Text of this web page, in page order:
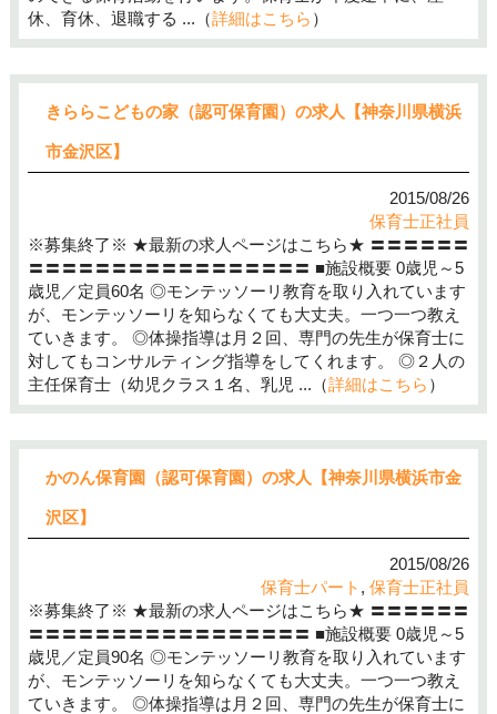
休、育休、退職する ...（詳細はこちら ）
きららこどもの家（認可保育園）の求人【神奈川県横浜
市金沢区】
2015/08/26
保育士正社員
※募集終了※ ★最新の求人ページはこちら★ 〓〓〓〓〓〓
〓〓〓〓〓〓〓〓〓〓〓〓〓〓〓〓〓 ■施設概要 0歳児～5
歳児／定員60名 ◎モンテッソーリ教育を取り入れています
が、モンテッソーリを知らなくても大丈夫。一つ一つ教え
ていきます。 ◎体操指導は月２回、専門の先生が保育士に
対してもコンサルティング指導をしてくれます。 ◎２人の
主任保育士（幼児クラス１名、乳児 ...（詳細はこちら ）
かのん保育園（認可保育園）の求人【神奈川県横浜市金
沢区】
2015/08/26
保育士パート ,保育士正社員
※募集終了※ ★最新の求人ページはこちら★ 〓〓〓〓〓〓
〓〓〓〓〓〓〓〓〓〓〓〓〓〓〓〓〓 ■施設概要 0歳児～5
歳児／定員90名 ◎モンテッソーリ教育を取り入れています
が、モンテッソーリを知らなくても大丈夫。一つ一つ教え
ていきます。 ◎体操指導は月２回、専門の先生が保育士に